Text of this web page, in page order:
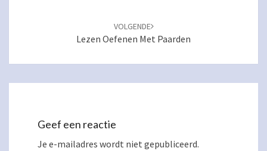
VOLGENDE
Lezen Oefenen Met Paarden
Geef een reactie
Je e-mailadres wordt niet gepubliceerd.